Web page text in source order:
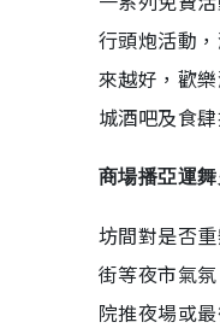
行頭炮活動
來越好，歡
城酒吧及食
商場播亞運
坊間對是否
街等夜市氣
院推夜場或